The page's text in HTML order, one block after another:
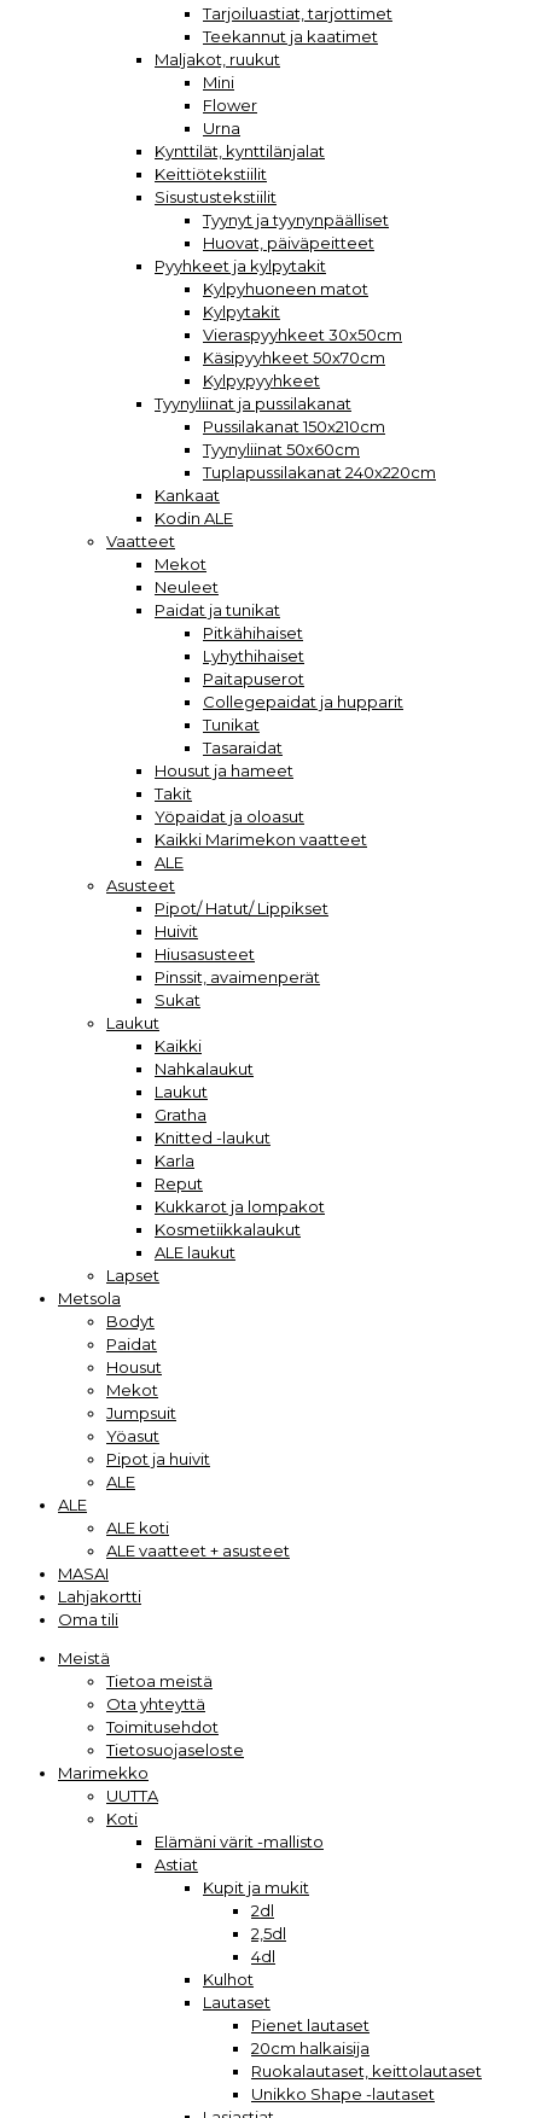
Tarjoiluastiat, tarjottimet
Teekannut ja kaatimet
Maljakot, ruukut
Mini
Flower
Urna
Kynttilät, kynttilänjalat
Keittiötekstiilit
Sisustustekstiilit
Tyynyt ja tyynynpäälliset
Huovat, päiväpeitteet
Pyyhkeet ja kylpytakit
Kylpyhuoneen matot
Kylpytakit
Vieraspyyhkeet 30x50cm
Käsipyyhkeet 50x70cm
Kylpypyyhkeet
Tyynyliinat ja pussilakanat
Pussilakanat 150x210cm
Tyynyliinat 50x60cm
Tuplapussilakanat 240x220cm
Kankaat
Kodin ALE
Vaatteet
Mekot
Neuleet
Paidat ja tunikat
Pitkähihaiset
Lyhythihaiset
Paitapuserot
Collegepaidat ja hupparit
Tunikat
Tasaraidat
Housut ja hameet
Takit
Yöpaidat ja oloasut
Kaikki Marimekon vaatteet
ALE
Asusteet
Pipot/ Hatut/ Lippikset
Huivit
Hiusasusteet
Pinssit, avaimenperät
Sukat
Laukut
Kaikki
Nahkalaukut
Laukut
Gratha
Knitted -laukut
Karla
Reput
Kukkarot ja lompakot
Kosmetiikkalaukut
ALE laukut
Lapset
Metsola
Bodyt
Paidat
Housut
Mekot
Jumpsuit
Yöasut
Pipot ja huivit
ALE
ALE
ALE koti
ALE vaatteet + asusteet
MASAI
Lahjakortti
Oma tili
Meistä
Tietoa meistä
Ota yhteyttä
Toimitusehdot
Tietosuojaseloste
Marimekko
UUTTA
Koti
Elämäni värit -mallisto
Astiat
Kupit ja mukit
2dl
2,5dl
4dl
Kulhot
Lautaset
Pienet lautaset
20cm halkaisija
Ruokalautaset, keittolautaset
Unikko Shape -lautaset